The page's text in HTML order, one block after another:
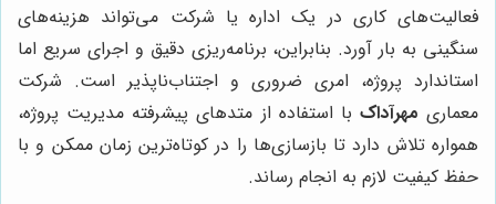
فعالیت‌های کاری در یک اداره یا شرکت می‌تواند هزینه‌های
سنگینی به بار آورد. بنابراین، برنامه‌ریزی دقیق و اجرای سریع اما
استاندارد پروژه، امری ضروری و اجتناب‌ناپذیر است. شرکت
معماری مهرآداک با استفاده از متدهای پیشرفته مدیریت پروژه،
همواره تلاش دارد تا بازسازی‌ها را در کوتاه‌ترین زمان ممکن و با
حفظ کیفیت لازم به انجام رساند.